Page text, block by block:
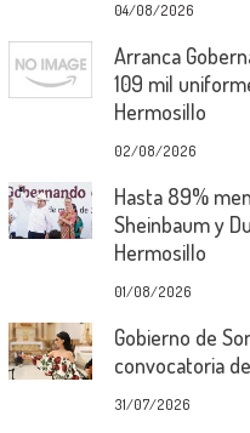
04/08/2026
Arranca
109 mil
Hermosillo
02/08/2026
Hasta 89%
Sheinbaum y
Hermosillo
01/08/2026
Gobierno de
convocatoria
31/07/2026